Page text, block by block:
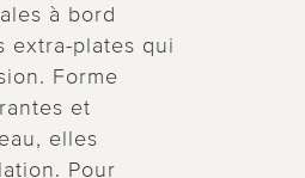
à bord
extra-plates qui
Forme
et
elles
Pour